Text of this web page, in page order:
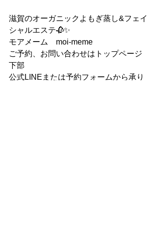
滋賀のオーガニックよもぎ蒸し&フェイ
シャルエステ🥀✨
モアメーム　moi-meme
ご予約、お問い合わせはトップページ
下部
公式LINEまたは予約フォームから承り